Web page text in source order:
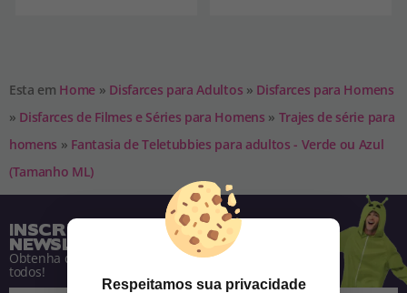
Esta em Home » Disfarces para Adultos » Disfarces para Homens
» Disfarces de Filmes e Séries para Homens » Trajes de série para
homens » Fantasia de Teletubbies para adultos - Verde ou Azul
(Tamanho ML)
INSCREVA-SE NA NOSSA
NEWSLETTER
Obtenha descontos e saiba de tudo antes de
todos!
Respeitamos sua privacidade